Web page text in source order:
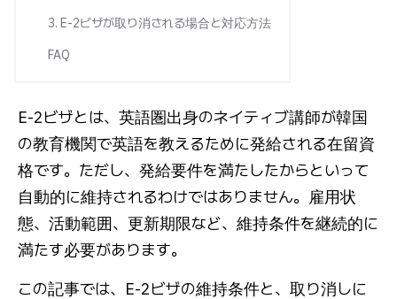
3. E-2ビザが取り消される場合と対応方法
FAQ
E-2ビザとは、英語圏出身のネイティブ講師が韓国
の教育機関で英語を教えるために発給される在留資
格です。ただし、発給要件を満たしたからといって
自動的に維持されるわけではありません。雇用状
態、活動範囲、更新期限など、維持条件を継続的に
満たす必要があります。
この記事では、E-2ビザの維持条件と、取り消しに